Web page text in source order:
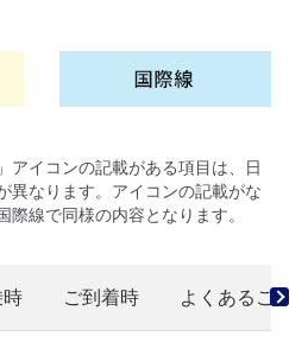
アイコンの記載がある項目は、日
異なります。アイコンの記載がな
際線で同様の内容となります。
時 ご到着時 よくあるご質